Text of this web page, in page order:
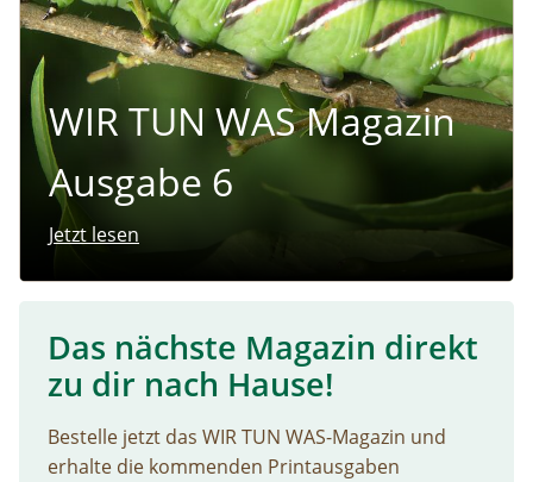
WIR TUN WAS Magazin
Ausgabe 6
Jetzt lesen
Das nächste Magazin direkt
zu dir nach Hause!
Bestelle jetzt das WIR TUN WAS-Magazin und
erhalte die kommenden Printausgaben